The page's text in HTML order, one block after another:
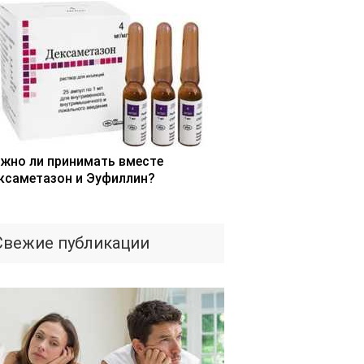
ли принимать вместе
и Эуфиллин?
публикации